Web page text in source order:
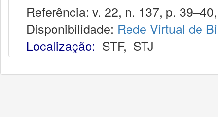
Referência: v. 22, n. 137, p.
Disponibilidade: Rede Virtual de
Localização: STF, STJ